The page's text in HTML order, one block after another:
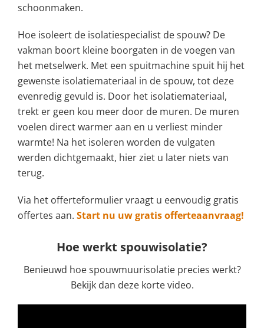
schoonmaken.
Hoe isoleert de isolatiespecialist de spouw? De
vakman boort kleine boorgaten in de voegen van
het metselwerk. Met een spuitmachine spuit hij het
gewenste isolatiemateriaal in de spouw, tot deze
evenredig gevuld is. Door het isolatiemateriaal,
trekt er geen kou meer door de muren. De muren
voelen direct warmer aan en u verliest minder
warmte! Na het isoleren worden de vulgaten
werden dichtgemaakt, hier ziet u later niets van
terug.
Via het offerteformulier vraagt u eenvoudig gratis
offertes aan. Start nu uw gratis offerteaanvraag!
Hoe werkt spouwisolatie?
Benieuwd hoe spouwmuurisolatie precies werkt?
Bekijk dan deze korte video.